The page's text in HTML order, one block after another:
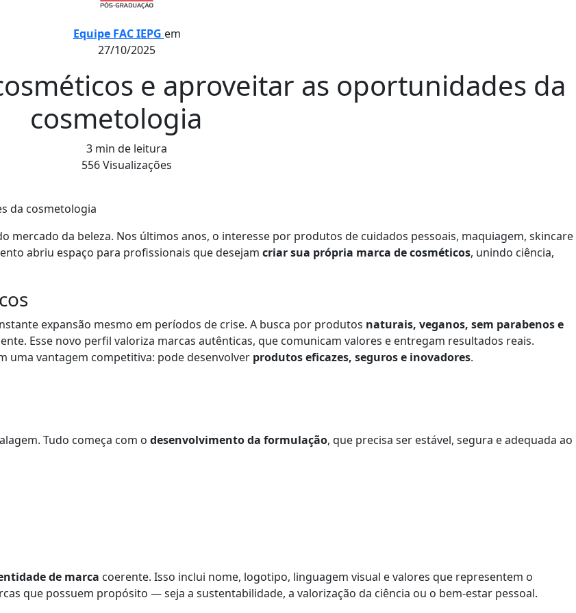
Equipe FAC IEPG em
27/10/2025
e aproveitar as oportunidades da
cosmetologia
3 min de leitura
556 Visualizações
da cosmetologia
mercado da beleza. Nos últimos anos, o interesse por produtos de cuidados pessoais, maquiagem, skincare
abriu espaço para profissionais que desejam criar sua própria marca de cosméticos, unindo ciência,
expansão mesmo em períodos de crise. A busca por produtos naturais, veganos, sem parabenos e
Esse novo perfil valoriza marcas autênticas, que comunicam valores e entregam resultados reais.
uma vantagem competitiva: pode desenvolver produtos eficazes, seguros e inovadores.
Tudo começa com o desenvolvimento da formulação, que precisa ser estável, segura e adequada ao
de marca coerente. Isso inclui nome, logotipo, linguagem visual e valores que representem o
que possuem propósito — seja a sustentabilidade, a valorização da ciência ou o bem-estar pessoal.